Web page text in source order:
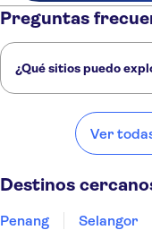
Preguntas
¿Qué sitios puedo
Selangor
Ver
Destinos
Penang Selangor